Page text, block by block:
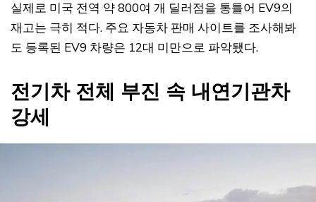
실제로 미국 전역 약 800여 개 딜러점을 통틀어 EV9의
재고는 극히 적다. 주요 자동차 판매 사이트를 조사해봐
도 등록된 EV9 차량은 12대 미만으로 파악됐다.
전기차 전체 부진 속 내연기관차
강세